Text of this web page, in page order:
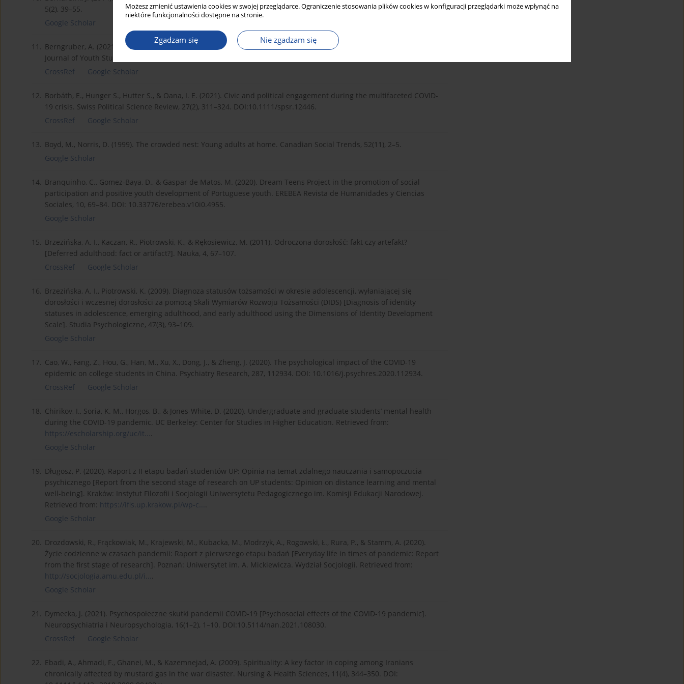
Możesz zmienić ustawienia cookies w swojej przeglądarce. Ograniczenie stosowania plików cookies w konfiguracji przeglądarki może wpłynąć na
niektóre funkcjonalności dostępne na stronie.
Zgadzam się Nie zgadzam się
5(2), 39–55.
Google Scholar
11. Berngruber, A. (2021). The timing of and reasons why young people in Germany return to their parental home.
Journal of Youth Studies, 24(2), 213–231. DOI: 10.1080/13676261.2020.1714566.
CrossRef
Google Scholar
12. Borbáth, E., Hunger S., Hutter S., & Oana, I. E. (2021). Civic and political engagement during the multifaceted COVID-
19 crisis. Swiss Political Science Review, 27(2), 311–324. DOI:10.1111/spsr.12446.
CrossRef
Google Scholar
13. Boyd, M., Norris, D. (1999). The crowded nest: Young adults at home. Canadian Social Trends, 52(11), 2–5.
Google Scholar
14. Branquinho, C., Gomez-Baya, D., & Gaspar de Matos, M. (2020). Dream Teens Project in the promotion of social
participation and positive youth development of Portuguese youth. EREBEA Revista de Humanidades y Ciencias
Sociales, 10, 69–84. DOI: 10.33776/erebea.v10i0.4955.
Google Scholar
15. Brzezińska, A. I., Kaczan, R., Piotrowski, K., & Rękosiewicz, M. (2011). Odroczona dorosłość: fakt czy artefakt?
[Deferred adulthood: fact or artifact?]. Nauka, 4, 67–107.
CrossRef
Google Scholar
16. Brzezińska, A. I., Piotrowski, K. (2009). Diagnoza statusów tożsamości w okresie adolescencji, wyłaniającej się
dorosłości i wczesnej dorosłości za pomocą Skali Wymiarów Rozwoju Tożsamości (DIDS) [Diagnosis of identity
statuses in adolescence, emerging adulthood, and early adulthood using the Dimensions of Identity Development
Scale]. Studia Psychologiczne, 47(3), 93–109.
Google Scholar
17. Cao, W., Fang, Z., Hou, G., Han, M., Xu, X., Dong, J., & Zheng, J. (2020). The psychological impact of the COVID-19
epidemic on college students in China. Psychiatry Research, 287, 112934. DOI: 10.1016/j.psychres.2020.112934.
CrossRef
Google Scholar
18. Chirikov, I., Soria, K. M., Horgos, B., & Jones-White, D. (2020). Undergraduate and graduate students’ mental health
during the COVID-19 pandemic. UC Berkeley: Center for Studies in Higher Education. Retrieved from:
https://escholarship.org/uc/it....
Google Scholar
19. Długosz, P. (2020). Raport z II etapu badań studentów UP: Opinia na temat zdalnego nauczania i samopoczucia
psychicznego [Report from the second stage of research on UP students: Opinion on distance learning and mental
well-being]. Kraków: Instytut Filozofii i Socjologii Uniwersytetu Pedagogicznego im. Komisji Edukacji Narodowej.
Retrieved from: https://ifis.up.krakow.pl/wp-c....
Google Scholar
20. Drozdowski, R., Frąckowiak, M., Krajewski, M., Kubacka, M., Modrzyk, A., Rogowski, Ł., Rura, P., & Stamm, A. (2020).
Życie codzienne w czasach pandemii: Raport z pierwszego etapu badań [Everyday life in times of pandemic: Report
from the first stage of research]. Poznań: Uniwersytet im. A. Mickiewicza. Wydział Socjologii. Retrieved from:
http://socjologia.amu.edu.pl/i....
Google Scholar
21. Dymecka, J. (2021). Psychospołeczne skutki pandemii COVID-19 [Psychosocial effects of the COVID-19 pandemic].
Neuropsychiatria i Neuropsychologia, 16(1–2), 1–10. DOI:10.5114/nan.2021.108030.
CrossRef
Google Scholar
22. Ebadi, A., Ahmadi, F., Ghanei, M., & Kazemnejad, A. (2009). Spirituality: A key factor in coping among Iranians
chronically affected by mustard gas in the war disaster. Nursing & Health Sciences, 11(4), 344–350. DOI: